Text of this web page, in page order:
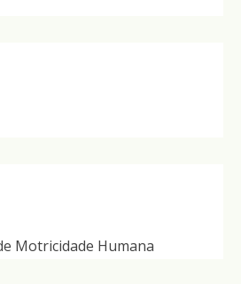
Motricidade Humana